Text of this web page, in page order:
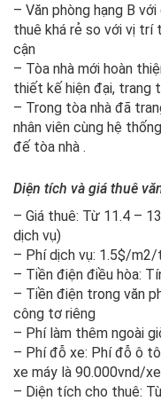
– Văn phòng hạng B
thuê khá rẻ so với vị trí
cận
– Tòa nhà mới hoàn
thiết kế hiện đại, trang
– Trong tòa nhà đã
nhân viên cùng hệ
đế tòa nhà .
Diện tích và giá thuê
– Giá thuê: Từ 11.4 –
dịch vụ)
– Phí dịch vụ: 1.5$/m2/
– Tiền điện điều hòa:
– Tiền điện trong văn
công tơ riêng
– Phí làm thêm ngoài
– Phí đỗ xe: Phí đỗ ô
xe máy là 90.000vnd/
– Diện tích cho thuê: